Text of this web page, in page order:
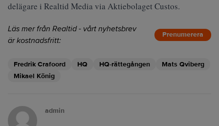
delägare i Realtid Media via Aktiebolaget Custos.
Läs mer från Realtid - vårt nyhetsbrev
är kostnadsfritt:
Prenumerera
Fredrik Crafoord HQ HQ-rättegången
Mats Qviberg
Mikael König
admin